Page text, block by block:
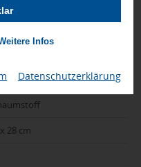
Infos
Datenschutzerklärung
x 3 cm
28 cm